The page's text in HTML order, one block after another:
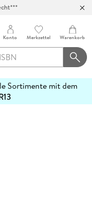
Konto Merkzettel Warenkorb
Sortimente mit dem